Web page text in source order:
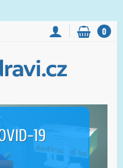
0
19